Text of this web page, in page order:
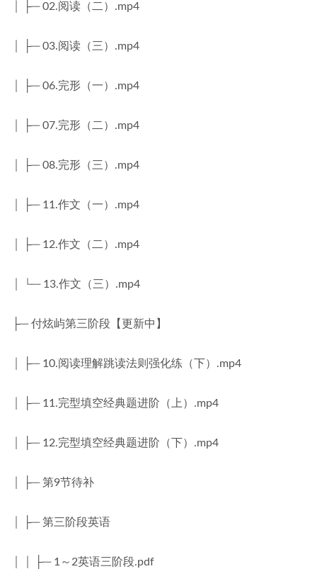
│ ├─ 02.阅读（二）.mp4
│ ├─ 03.阅读（三）.mp4
│ ├─ 06.完形（一）.mp4
│ ├─ 07.完形（二）.mp4
│ ├─ 08.完形（三）.mp4
│ ├─ 11.作文（一）.mp4
│ ├─ 12.作文（二）.mp4
│ └─ 13.作文（三）.mp4
├─ 付炫屿第三阶段【更新中】
│ ├─ 10.阅读理解跳读法则强化练（下）.mp4
│ ├─ 11.完型填空经典题进阶（上）.mp4
│ ├─ 12.完型填空经典题进阶（下）.mp4
│ ├─ 第9节待补
│ ├─ 第三阶段英语
│ │ ├─ 1～2英语三阶段.pdf